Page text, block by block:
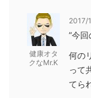
健康オタ
クなMr.K
2017/
”今
何の
って
てら